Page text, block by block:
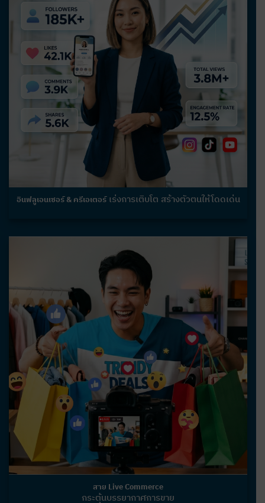
อินฟลูเอนเซอร์ & ครีเอเตอร์เร่งการเติบโต สร้างตัวตนให้โดดเด่น
สาย Live Commerce
กระตุ้นบรรยากาศการขาย